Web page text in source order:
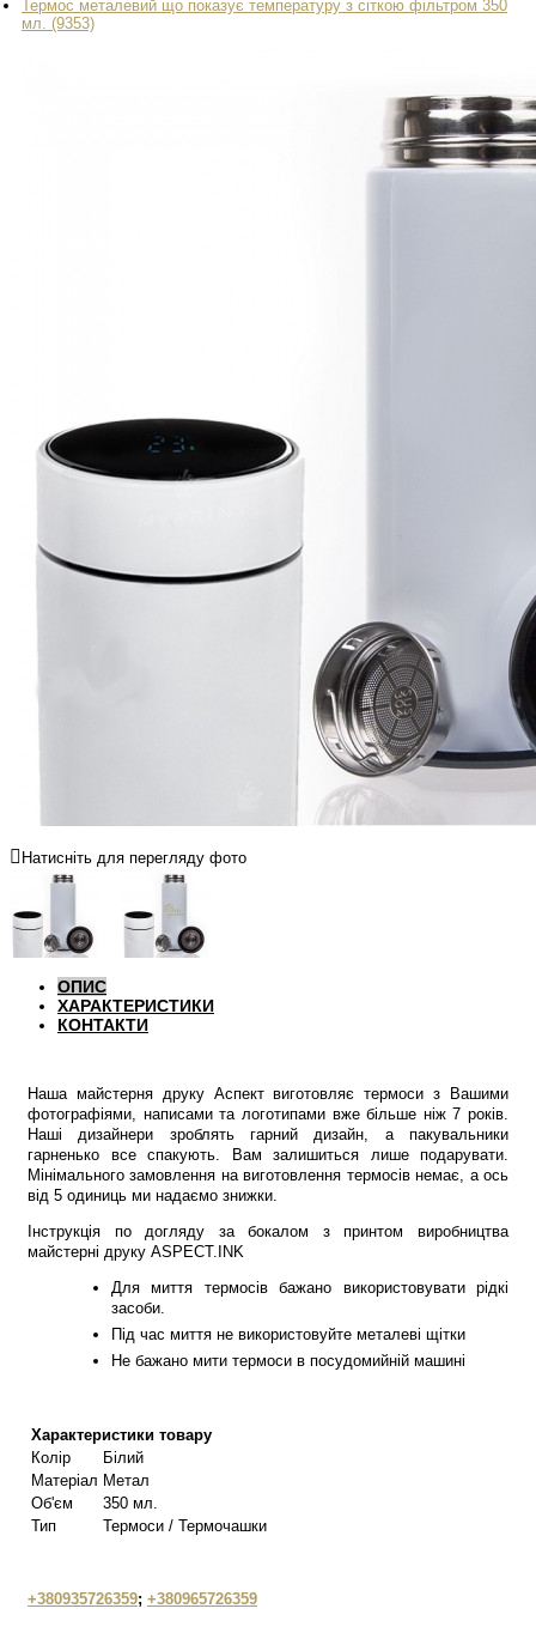
Термос металевий що показує температуру з сіткою фільтром 350
мл. (9353)
Натисніть для перегляду фото
ОПИС
ХАРАКТЕРИСТИКИ
КОНТАКТИ
Наша майстерня друку Аспект виготовляє термоси з Вашими
фотографіями, написами та логотипами вже більше ніж 7 років.
Наші дизайнери зроблять гарний дизайн, а пакувальники
гарненько все спакують. Вам залишиться лише подарувати.
Мінімального замовлення на виготовлення термосів немає, а ось
від 5 одиниць ми надаємо знижки.
Інструкція по догляду за бокалом з принтом виробництва
майстерні друку ASPECT.INK
Для миття термосів бажано використовувати рідкі
засоби.
Під час миття не використовуйте металеві щітки
Не бажано мити термоси в посудомийній машині
Характеристики товару
Колір
Білий
Матеріал Метал
Об'єм
350 мл.
Тип
Термоси / Термочашки
+380935726359; +380965726359